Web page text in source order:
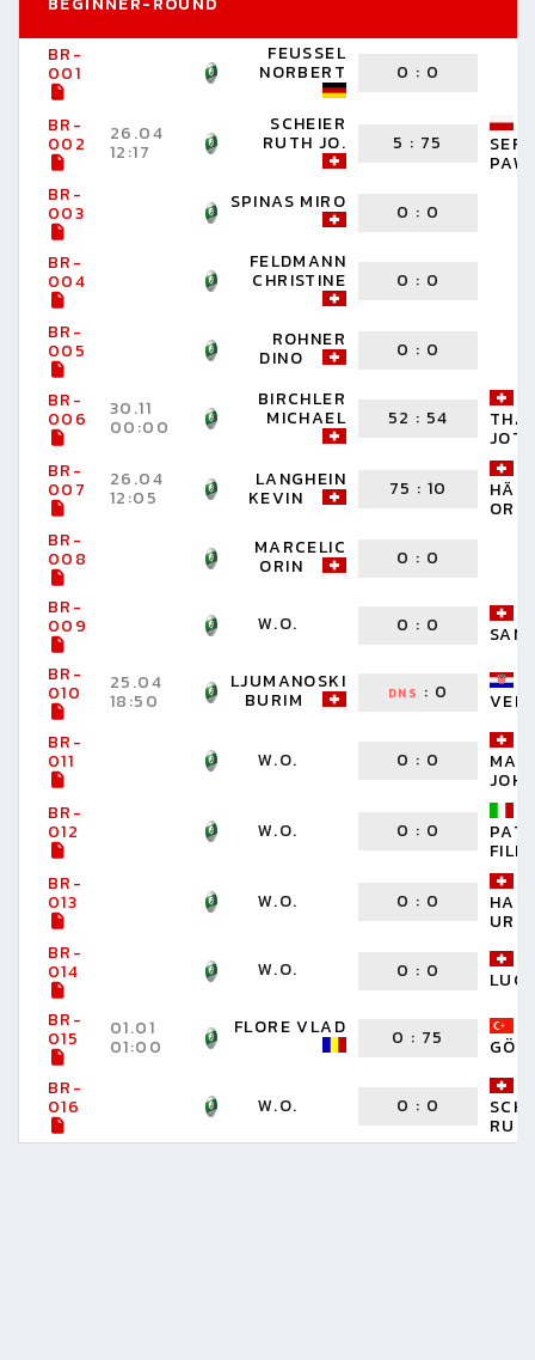
BR-
001
FEUSSEL
NORBERT 0 : 0
BR-
002 26.04
12:17
SCHEIER
RUTH JO. 5 : 75
BR-
003 SPINAS MIRO 0 : 0
BR-
004
FELDMANN
CHRISTINE 0 : 0
BR-
005 ROHNER
DINO 0 : 0
BR-
006 30.11
00:00
BIRCHLER
MICHAEL 52 : 54
BR-
007 26.04
12:05
LANGHEIN
KEVIN 75 : 10
BR-
008 MARCELIC
ORIN 0 : 0
BR-
009 W.O. 0 : 0
BR-
010 25.04
18:50
LJUMANOSKI
BURIM DNS : 0
BR-
011 W.O. 0 : 0
BR-
012 W.O. 0 : 0
BR-
013 W.O. 0 : 0
BR-
014 W.O. 0 : 0
LUC
BR-
015 01.01
01:00
FLORE VLAD 0 : 75
BR-
016 W.O. 0 : 0